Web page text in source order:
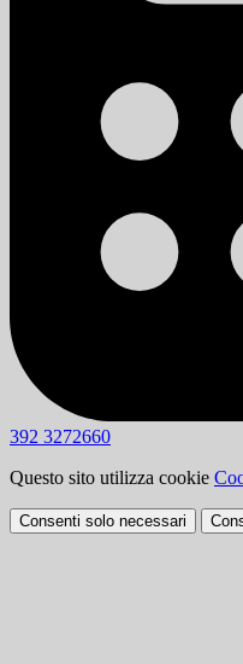
392 3272660
Questo sito utilizza cookie
Consenti solo necessari